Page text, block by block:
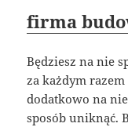
firma
Będziesz na nie
za każdym
dodatkowo na
sposób uniknąć.